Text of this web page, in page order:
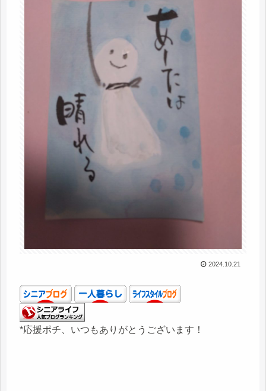
2024.10.21
*応援ポチ、いつもありがとうございます！